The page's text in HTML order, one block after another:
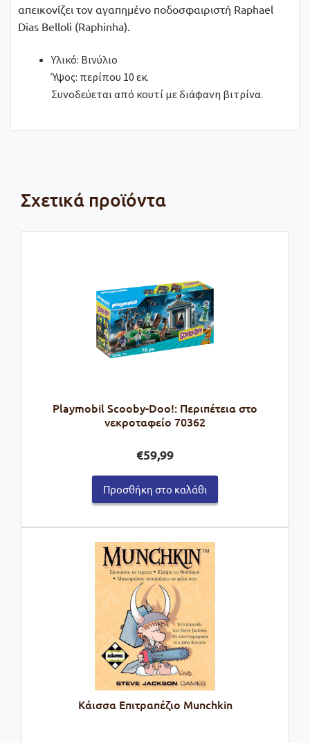
απεικονίζει τον αγαπημένο ποδοσφαιριστή Raphael
Dias Belloli (Raphinha).
Υλικό: Βινύλιο
Ύψος: περίπου 10 εκ.
Συνοδεύεται από κουτί με διάφανη βιτρίνα.
Σχετικά προϊόντα
Playmobil Scooby-Doo!: Περιπέτεια στο
νεκροταφείο 70362
€59,99
Προσθήκη στο καλάθι
Κάισσα Επιτραπέζιο Munchkin